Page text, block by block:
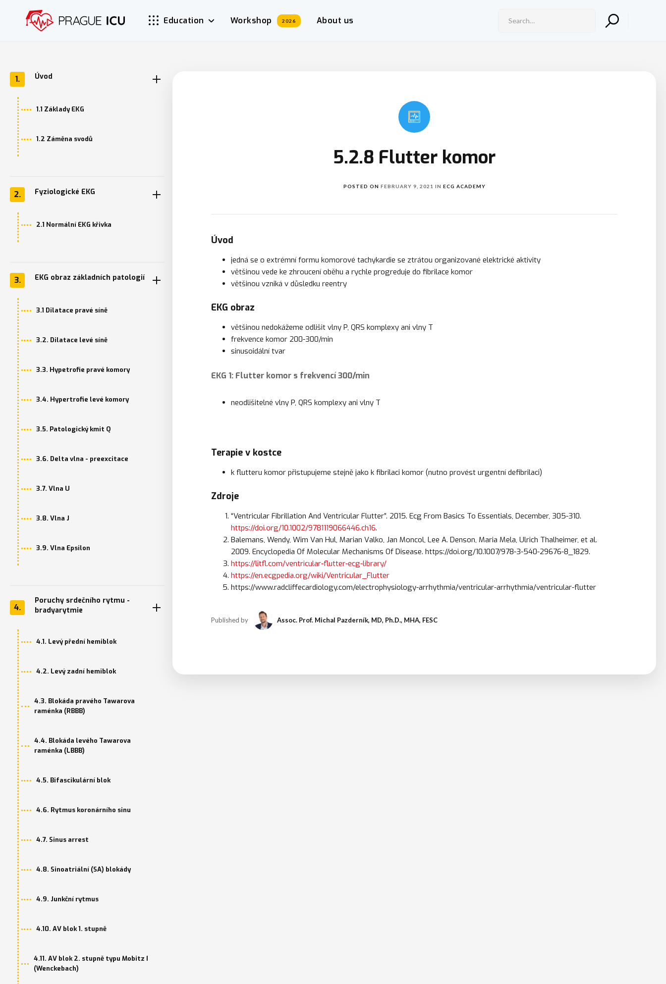
Education Workshop 2026 About us
1. Úvod
1.1 Základy EKG
1.2 Záměna svodů
2. Fyziologické EKG
2.1 Normální EKG křivka
3. EKG obraz základních patologií
3.1 Dilatace pravé síně
3.2. Dilatace levé síně
3.3. Hypetrofie pravé komory
3.4. Hypertrofie levé komory
3.5. Patologický kmit Q
3.6. Delta vlna - preexcitace
3.7. Vlna U
3.8. Vlna J
3.9. Vlna Epsilon
4.
Poruchy srdečního rytmu -
bradyarytmie
4.1. Levý přední hemiblok
4.2. Levý zadní hemiblok
4.3. Blokáda pravého Tawarova
raménka (RBBB)
4.4. Blokáda levého Tawarova
raménka (LBBB)
4.5. Bifascikulární blok
4.6. Rytmus koronárního sinu
4.7. Sinus arrest
4.8. Sinoatriální (SA) blokády
4.9. Junkční rytmus
4.10. AV blok 1. stupně
4.11. AV blok 2. stupně typu Mobitz I
(Wenckebach)
5.2.8 Flutter komor
POSTED ON FEBRUARY 9, 2021 IN ECG ACADEMY
Úvod
jedná se o extrémní formu komorové tachykardie se ztrátou organizované elektrické aktivity
většinou vede ke zhroucení oběhu a rychle progreduje do fibrilace komor
většinou vzniká v důsledku reentry
EKG obraz
většinou nedokážeme odlišit vlny P, QRS komplexy ani vlny T
frekvence komor 200-300/min
sinusoidální tvar
EKG 1: Flutter komor s frekvencí 300/min
neodlišitelné vlny P, QRS komplexy ani vlny T
Terapie v kostce
k flutteru komor přistupujeme stejně jako k fibrilaci komor (nutno provést urgentní defibrilaci)
Zdroje
“Ventricular Fibrillation And Ventricular Flutter”. 2015. Ecg From Basics To Essentials, December, 305-310.
https://doi.org/10.1002/9781119066446.ch16.
Balemans, Wendy, Wim Van Hul, Marian Valko, Jan Moncol, Lee A. Denson, Maria Mela, Ulrich Thalheimer, et al.
2009. Encyclopedia Of Molecular Mechanisms Of Disease. https://doi.org/10.1007/978-3-540-29676-8_1829.
https://litfl.com/ventricular-flutter-ecg-library/
https://en.ecgpedia.org/wiki/Ventricular_Flutter
https://www.radcliffecardiology.com/electrophysiology-arrhythmia/ventricular-arrhythmia/ventricular-flutter
Published by Assoc. Prof. Michal Pazderník, MD, Ph.D., MHA, FESC